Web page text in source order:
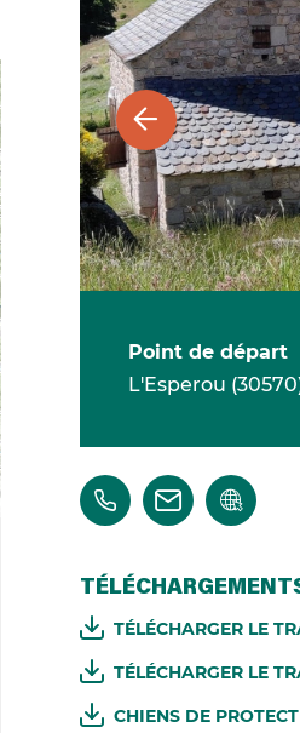
Point de départ
L'Esperou (30570
TÉLÉCHARGER LE
TÉLÉCHARGER LE
CHIENS DE